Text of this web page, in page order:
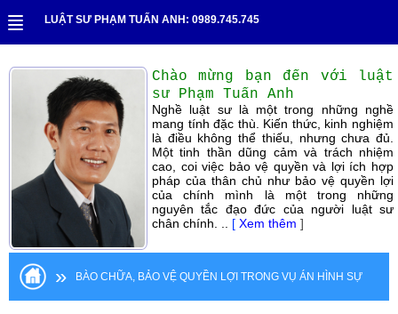
LUẬT SƯ PHẠM TUẤN ANH: 0989.745.745
Chào mừng bạn đến với luật
sư Phạm Tuấn Anh
Nghề luật sư là một trong những nghề
mang tính đặc thù. Kiến thức, kinh nghiệm
là điều không thể thiếu, nhưng chưa đủ.
Một tinh thần dũng cảm và trách nhiệm
cao, coi việc bảo vệ quyền và lợi ích hợp
pháp của thân chủ như bảo vệ quyền lợi
của chính mình là một trong những
nguyên tắc đạo đức của người luật sư
chân chính. .. [ Xem thêm ]
» BÀO CHỮA, BẢO VỆ QUYỀN LỢI TRONG VỤ ÁN HÌNH SỰ